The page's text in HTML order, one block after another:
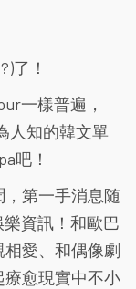
了！
一樣普遍，
人知的韓文單
吧！
，第一手消息随
資訊！和歐巴
愛、和偶像劇
愈現實中不小